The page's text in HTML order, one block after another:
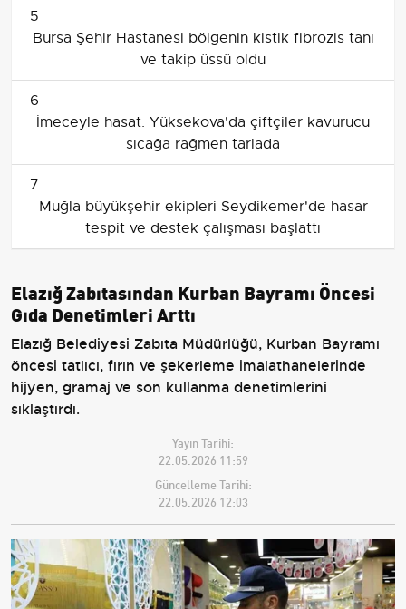
5
Bursa Şehir Hastanesi bölgenin kistik fibrozis tanı
ve takip üssü oldu
6
İmeceyle hasat: Yüksekova'da çiftçiler kavurucu
sıcağa rağmen tarlada
7
Muğla büyükşehir ekipleri Seydikemer'de hasar
tespit ve destek çalışması başlattı
Elazığ Zabıtasından Kurban Bayramı Öncesi
Gıda Denetimleri Arttı
Elazığ Belediyesi Zabıta Müdürlüğü, Kurban Bayramı
öncesi tatlıcı, fırın ve şekerleme imalathanelerinde
hijyen, gramaj ve son kullanma denetimlerini
sıklaştırdı.
Yayın Tarihi:
22.05.2026 11:59
Güncelleme Tarihi:
22.05.2026 12:03